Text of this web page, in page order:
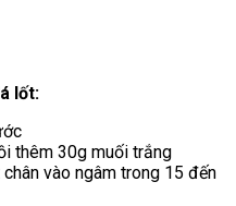
lốt:
thêm 30g muối trắng
vào ngâm trong 15 đến